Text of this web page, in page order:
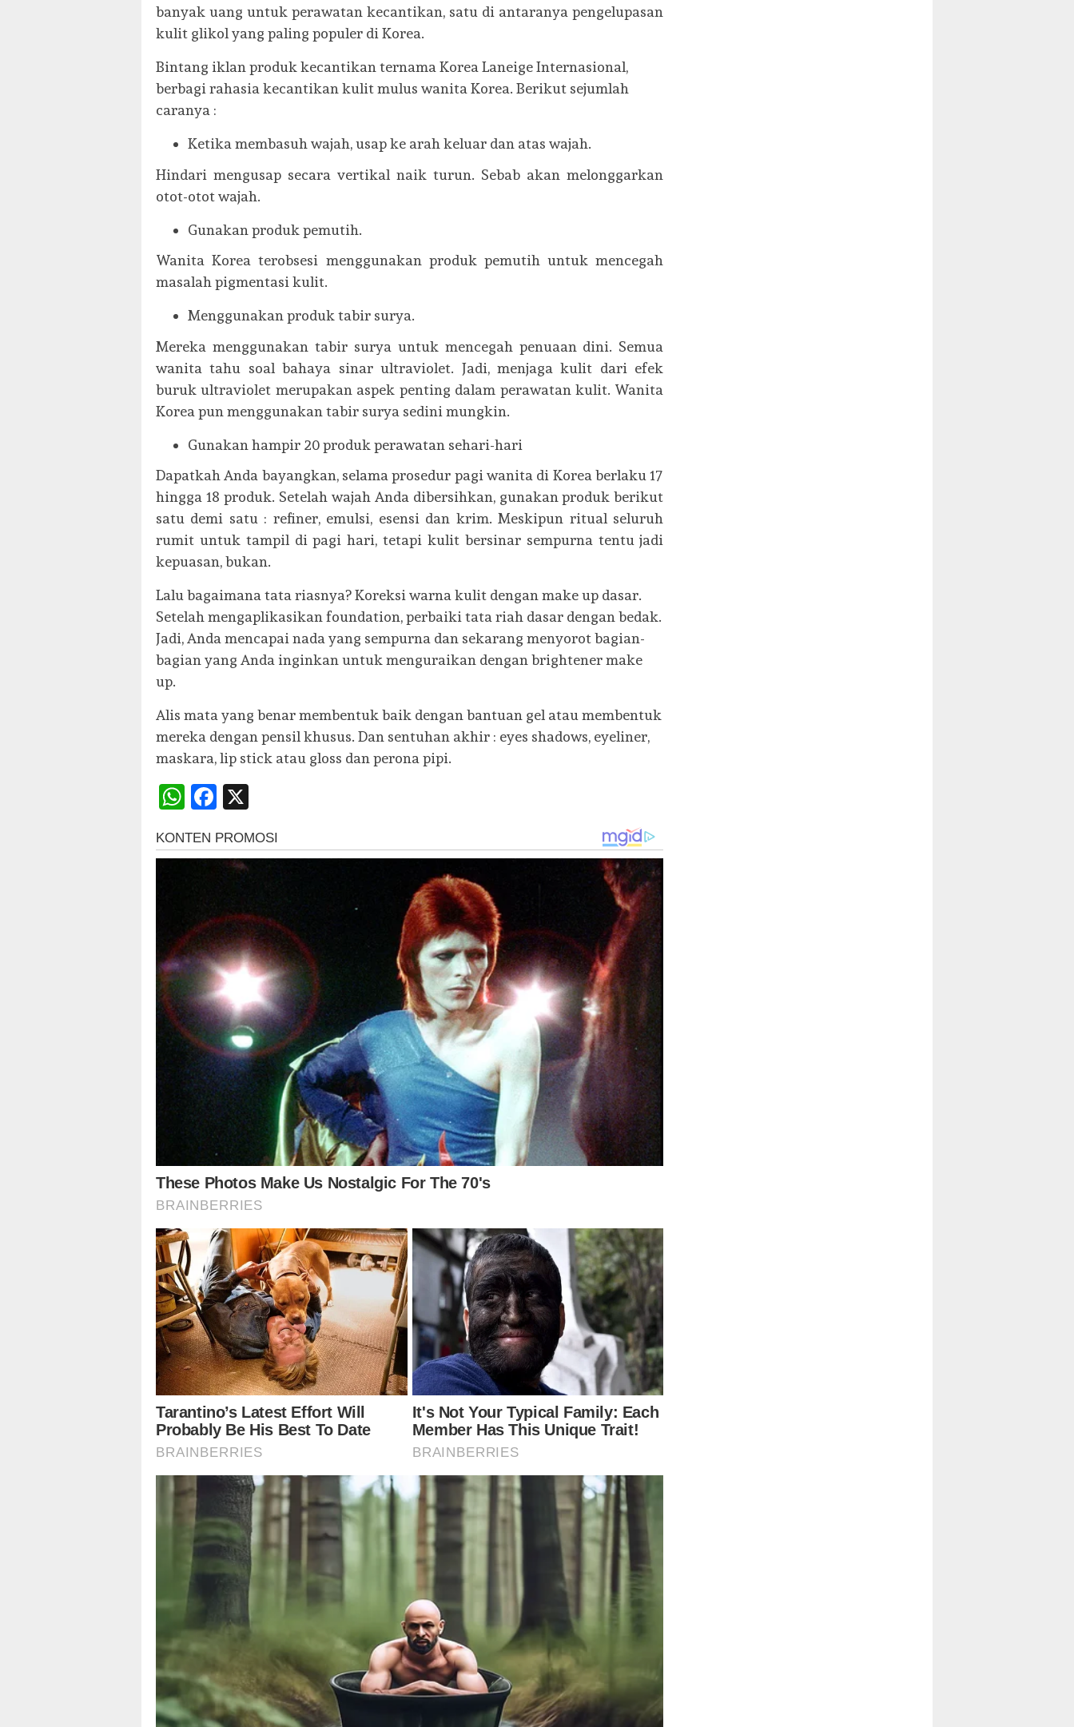
banyak uang untuk perawatan kecantikan, satu di antaranya pengelupasan
kulit glikol yang paling populer di Korea.
Bintang iklan produk kecantikan ternama Korea Laneige Internasional,
berbagi rahasia kecantikan kulit mulus wanita Korea. Berikut sejumlah
caranya :
Ketika membasuh wajah, usap ke arah keluar dan atas wajah.
Hindari mengusap secara vertikal naik turun. Sebab akan melonggarkan
otot-otot wajah.
Gunakan produk pemutih.
Wanita Korea terobsesi menggunakan produk pemutih untuk mencegah
masalah pigmentasi kulit.
Menggunakan produk tabir surya.
Mereka menggunakan tabir surya untuk mencegah penuaan dini. Semua
wanita tahu soal bahaya sinar ultraviolet. Jadi, menjaga kulit dari efek
buruk ultraviolet merupakan aspek penting dalam perawatan kulit. Wanita
Korea pun menggunakan tabir surya sedini mungkin.
Gunakan hampir 20 produk perawatan sehari-hari
Dapatkah Anda bayangkan, selama prosedur pagi wanita di Korea berlaku 17
hingga 18 produk. Setelah wajah Anda dibersihkan, gunakan produk berikut
satu demi satu : refiner, emulsi, esensi dan krim. Meskipun ritual seluruh
rumit untuk tampil di pagi hari, tetapi kulit bersinar sempurna tentu jadi
kepuasan, bukan.
Lalu bagaimana tata riasnya? Koreksi warna kulit dengan make up dasar.
Setelah mengaplikasikan foundation, perbaiki tata riah dasar dengan bedak.
Jadi, Anda mencapai nada yang sempurna dan sekarang menyorot bagian-
bagian yang Anda inginkan untuk menguraikan dengan brightener make
up.
Alis mata yang benar membentuk baik dengan bantuan gel atau membentuk
mereka dengan pensil khusus. Dan sentuhan akhir : eyes shadows, eyeliner,
maskara, lip stick atau gloss dan perona pipi.
WhatsApp
Facebook